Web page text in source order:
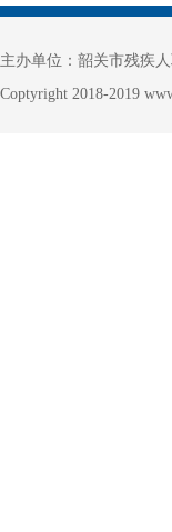
主办单位：韶关市残疾
Coptyright 2018-2019